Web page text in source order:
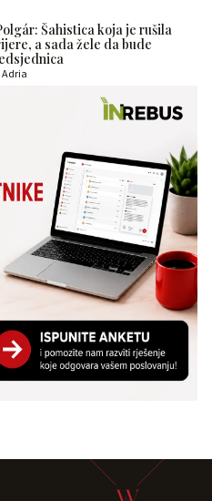
Šahistica koja je rušila
a sada žele da bude